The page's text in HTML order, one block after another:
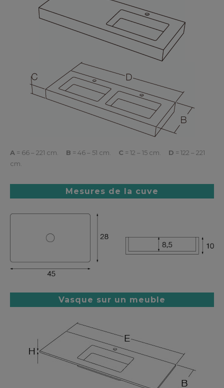
A = 66 – 221 cm. B = 46 – 51 cm. C = 12 – 15 cm. D = 122 – 221
cm.
Mesures de la cuve
Vasque sur un meuble